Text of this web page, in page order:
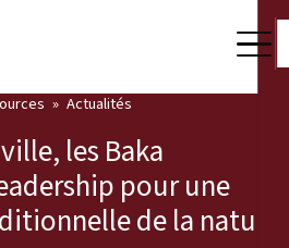
Actualités
les Baka
pour une
de la nature